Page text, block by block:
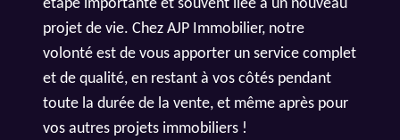
étape importante et souvent liée à un nouveau
projet de vie. Chez AJP Immobilier, notre
volonté est de vous apporter un service complet
et de qualité, en restant à vos côtés pendant
toute la durée de la vente, et même après pour
vos autres projets immobiliers !